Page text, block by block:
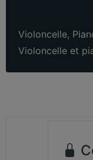
Violoncelle,
Violoncelle et